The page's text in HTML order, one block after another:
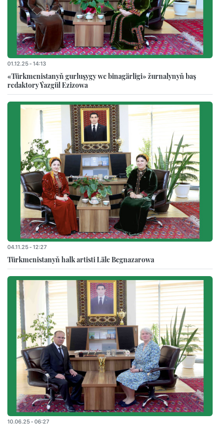
01.12.25 - 14:13
«Türkmenistanyň gurluşygy we binagärligi» žurnalynyň baş
redaktory Ýazgül Ezizowa
04.11.25 - 12:27
Türkmenistanyň halk artisti Läle Begnazarowa
10.06.25 - 06:27